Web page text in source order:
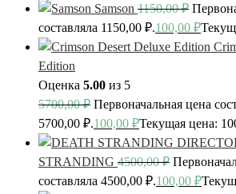
Samson 1150,00₽
составляла 1150,00 ₽.100,00 ₽
Edition
Оценка 5.00 из 5
5700,00₽ Первоначальная цена
5700,00 ₽.100,00 ₽Текущая цена:
STRANDING 4500,00₽
составляла 4500,00 ₽.100,00 ₽